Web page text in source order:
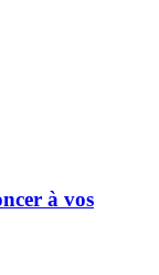
à vos